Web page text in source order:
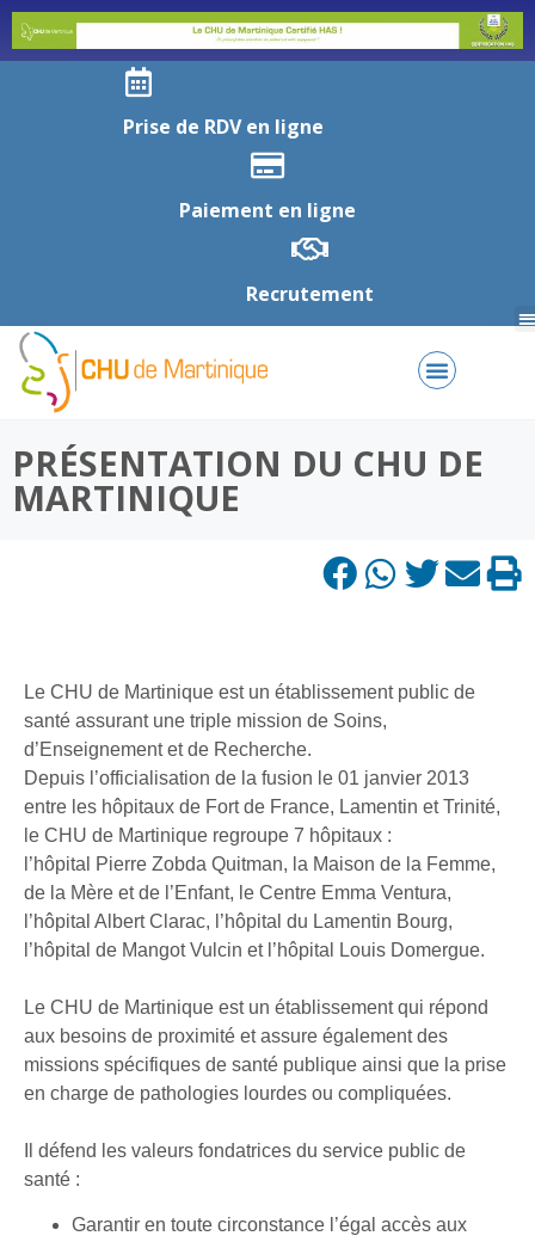
Prise de RDV en ligne
Paiement en ligne
Recrutement
PRÉSENTATION DU CHU DE
MARTINIQUE
Le CHU de Martinique est un établissement public de
santé assurant une triple mission de Soins,
d’Enseignement et de Recherche.
Depuis l’officialisation de la fusion le 01 janvier 2013
entre les hôpitaux de Fort de France, Lamentin et Trinité,
le CHU de Martinique regroupe 7 hôpitaux :
l’hôpital Pierre Zobda Quitman, la Maison de la Femme,
de la Mère et de l’Enfant, le Centre Emma Ventura,
l’hôpital Albert Clarac, l’hôpital du Lamentin Bourg,
l’hôpital de Mangot Vulcin et l’hôpital Louis Domergue.
Le CHU de Martinique est un établissement qui répond
aux besoins de proximité et assure également des
missions spécifiques de santé publique ainsi que la prise
en charge de pathologies lourdes ou compliquées.
Il défend les valeurs fondatrices du service public de
santé :
Garantir en toute circonstance l’égal accès aux